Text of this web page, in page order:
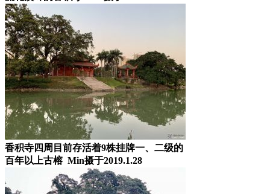
香积寺四周目前存活着9株挂牌一、二级的
百年以上古榕 Min摄于2019.1.28